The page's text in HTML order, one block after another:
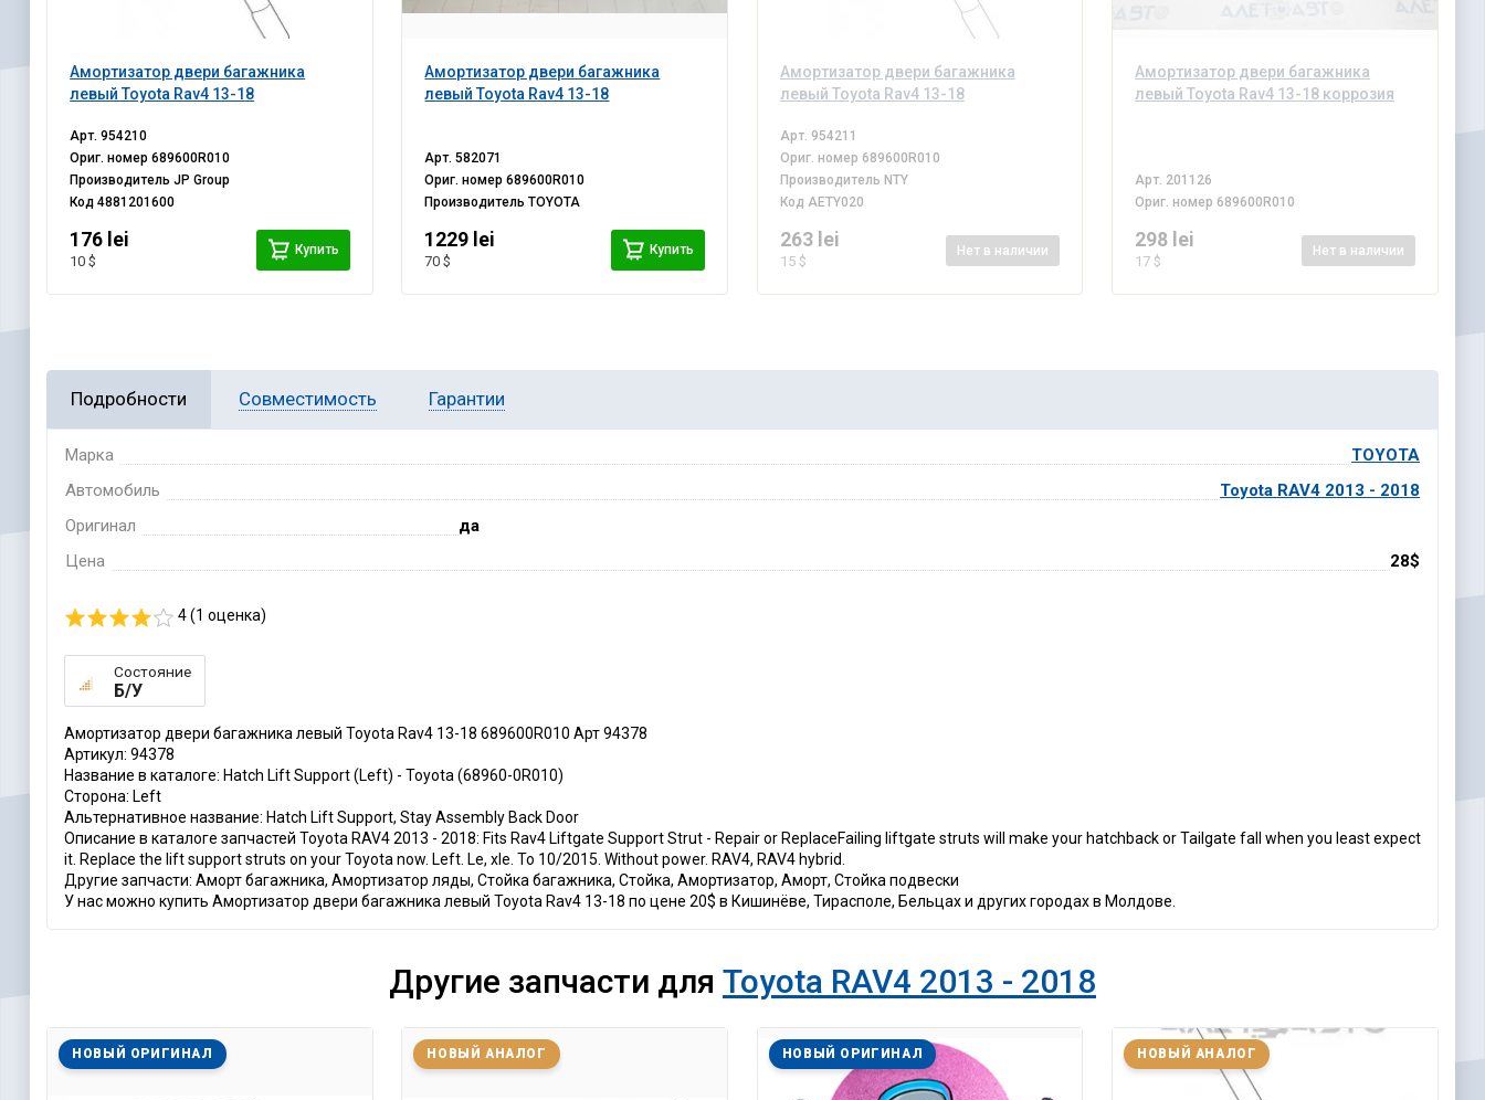
Амортизатор двери багажника
левый Toyota Rav4 13-18
Арт.954210
Ориг. номер689600R010
ПроизводительJP Group
Код4881201600
176 lei
10 $
Купить
Амортизатор двери багажника
левый Toyota Rav4 13-18
Арт.582071
Ориг. номер689600R010
ПроизводительTOYOTA
1229 lei
70 $
Купить
Амортизатор двери багажника
левый Toyota Rav4 13-18
Арт. 954211
Ориг. номер 689600R010
Производитель NTY
Код AETY020
263 lei
15 $
Нет в наличии
Амортизатор двери багажника
левый Toyota Rav4 13-18 коррозия
Арт. 201126
Ориг. номер 689600R010
298 lei
17 $
Нет в наличии
Подробности Совместимость Гарантии
Марка
TOYOTA
Автомобиль
Toyota RAV4 2013 - 2018
Оригинал
да
Цена
28$
4 (1 оценка)
Состояние
Б/У
Амортизатор двери багажника левый Toyota Rav4 13-18 689600R010 Арт 94378
Артикул: 94378
Название в каталоге: Hatch Lift Support (Left) - Toyota (68960-0R010)
Сторона: Left
Альтернативное название: Hatch Lift Support, Stay Assembly Back Door
Описание в каталоге запчастей Toyota RAV4 2013 - 2018: Fits Rav4 Liftgate Support Strut - Repair or ReplaceFailing liftgate struts will make your hatchback or Tailgate fall when you least expect
it. Replace the lift support struts on your Toyota now. Left. Le, xle. To 10/2015. Without power. RAV4, RAV4 hybrid.
Другие запчасти: Аморт багажника, Амортизатор ляды, Стойка багажника, Стойка, Амортизатор, Аморт, Стойка подвески
У нас можно купить Амортизатор двери багажника левый Toyota Rav4 13-18 по цене 20$ в Кишинёве, Тирасполе, Бельцах и других городах в Молдове.
Другие запчасти для Toyota RAV4 2013 - 2018
НОВЫЙ ОРИГИНАЛ НОВЫЙ АНАЛОГ НОВЫЙ ОРИГИНАЛ НОВЫЙ АНАЛОГ